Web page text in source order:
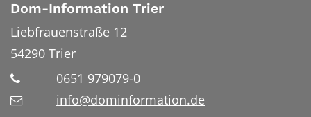
Dom-Information Trier
Liebfrauenstraße 12
54290 Trier
0651 979079-0
info@dominformation.de